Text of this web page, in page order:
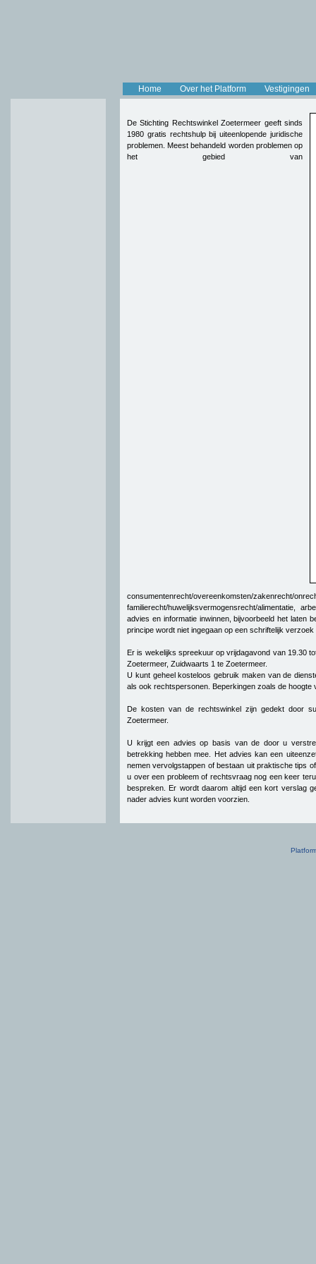
Home Over het Platform Vestigingen
De Stichting Rechtswinkel Zoetermeer geeft sinds
1980 gratis rechtshulp bij uiteenlopende juridische
problemen. Meest behandeld worden problemen op
het gebied van
consumentenrecht/
familierecht/huwelijksvermogensrecht/alimentatie,
advies en informatie inwinnen, bijvoorbeeld het laten
principe wordt niet ingegaan op een schriftelijk verzoek
Er is wekelijks spreekuur op vrijdagavond van 19.30
Zoetermeer, Zuidwaarts 1 te Zoetermeer.
U kunt geheel kosteloos gebruik maken van de
als ook rechtspersonen. Beperkingen zoals de
De kosten van de rechtswinkel zijn gedekt door
Zoetermeer.
U krijgt een advies op basis van de door u
betrekking hebben mee. Het advies kan een
nemen vervolgstappen of bestaan uit praktische tips
u over een probleem of rechtsvraag nog een keer
bespreken. Er wordt daarom altijd een kort verslag
nader advies kunt worden voorzien.